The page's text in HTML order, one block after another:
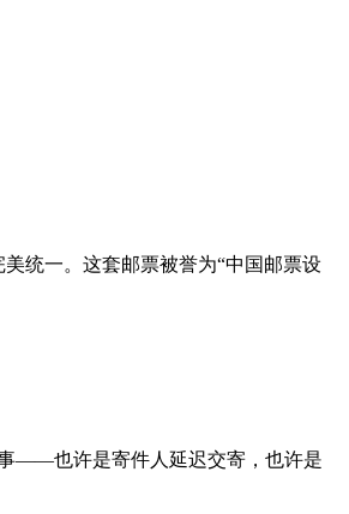
统一。这套邮票被誉为“中国邮票设
——也许是寄件人延迟交寄，也许是